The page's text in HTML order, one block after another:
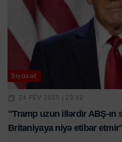
Siyasət
24 FEV 2025 | 23:42
"Tramp uzun illərdir ABŞ-ın
Britaniyaya niyə etibar